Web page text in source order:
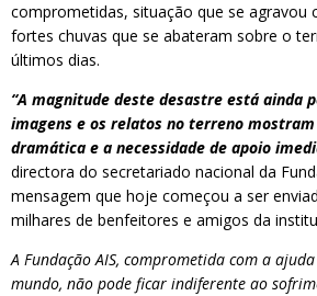
comprometidas, situação que se agravou
fortes chuvas que se abateram sobre o
últimos dias.
“A magnitude deste desastre está ainda
imagens e os relatos no terreno
dramática e a necessidade de apoio
directora do secretariado nacional da
mensagem que hoje começou a ser
milhares de benfeitores e amigos da
A Fundação AIS, comprometida com a
mundo, não pode ficar indiferente ao